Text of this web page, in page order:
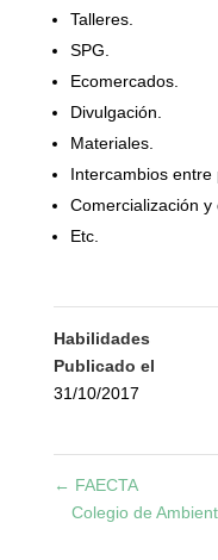
Talleres.
SPG.
Ecomercados.
Divulgación.
Materiales.
Intercambios entre
Comercialización y
Etc.
Habilidades
Publicado el
31/10/2017
← FAECTA
Colegio de